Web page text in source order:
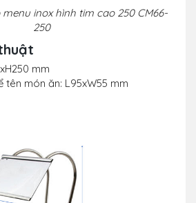
inox hình tim cao 250 CM66-
250
mm
tên món ăn: L95xW55 mm